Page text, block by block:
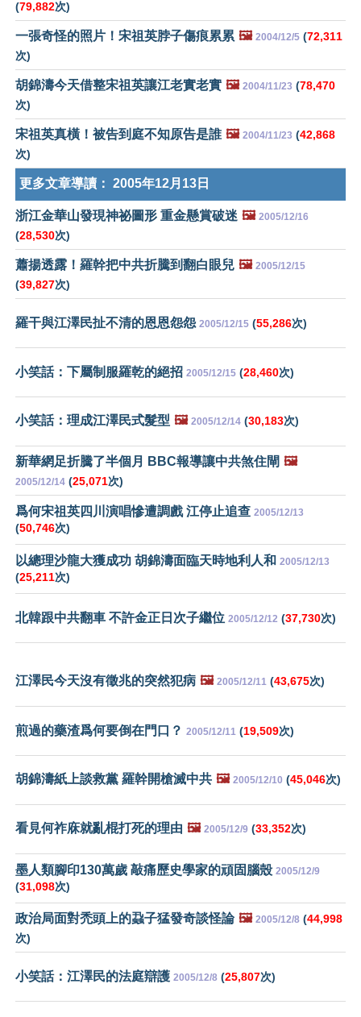
(79,882次)
一張奇怪的照片！宋祖英脖子傷痕累累 🖼️ 2004/12/5 (72,311
次)
胡錦濤今天借整宋祖英讓江老實老實 🖼️ 2004/11/23 (78,470
次)
宋祖英真橫！被告到庭不知原告是誰 🖼️ 2004/11/23 (42,868
次)
更多文章導讀： 2005年12月13日
浙江金華山發現神祕圖形 重金懸賞破迷 🖼️ 2005/12/16
(28,530次)
蕭揚透露！羅幹把中共折騰到翻白眼兒 🖼️ 2005/12/15
(39,827次)
羅干與江澤民扯不清的恩恩怨怨 2005/12/15 (55,286次)
小笑話：下屬制服羅乾的絕招 2005/12/15 (28,460次)
小笑話：理成江澤民式髮型 🖼️ 2005/12/14 (30,183次)
新華網足折騰了半個月 BBC報導讓中共煞住閘 🖼️
2005/12/14 (25,071次)
爲何宋祖英四川演唱慘遭調戲 江停止追查 2005/12/13
(50,746次)
以總理沙龍大獲成功 胡錦濤面臨天時地利人和 2005/12/13
(25,211次)
北韓跟中共翻車 不許金正日次子繼位 2005/12/12 (37,730次)
江澤民今天沒有徵兆的突然犯病 🖼️ 2005/12/11 (43,675次)
煎過的藥渣爲何要倒在門口？ 2005/12/11 (19,509次)
胡錦濤紙上談救黨 羅幹開槍滅中共 🖼️ 2005/12/10 (45,046次)
看見何祚庥就亂棍打死的理由 🖼️ 2005/12/9 (33,352次)
墨人類腳印130萬歲 敲痛歷史學家的頑固腦殼 2005/12/9
(31,098次)
政治局面對禿頭上的蝨子猛發奇談怪論 🖼️ 2005/12/8 (44,998
次)
小笑話：江澤民的法庭辯護 2005/12/8 (25,807次)